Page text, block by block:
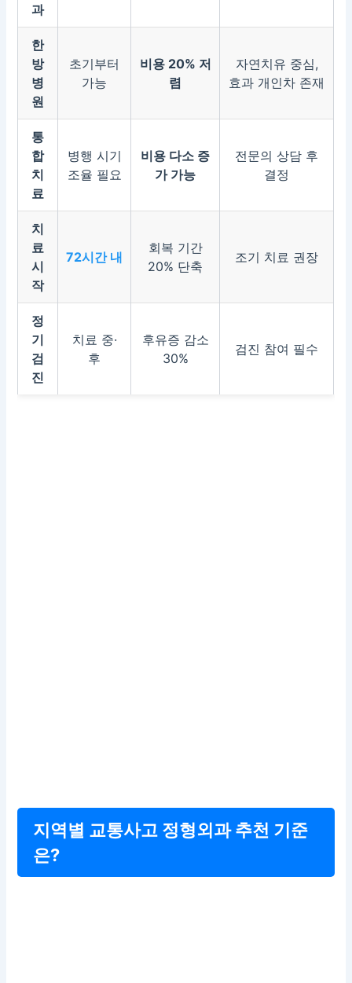
과
한
방
병
원
초기부터
가능
비용 20% 저
렴
자연치유 중심,
효과 개인차 존재
통
합
치
료
병행 시기
조율 필요
비용 다소 증
가 가능
전문의 상담 후
결정
치
료
시
작
72시간 내
회복 기간
20% 단축
조기 치료 권장
정
기
검
진
치료 중·
후
후유증 감소
30%
검진 참여 필수
지역별 교통사고 정형외과 추천 기준
은?